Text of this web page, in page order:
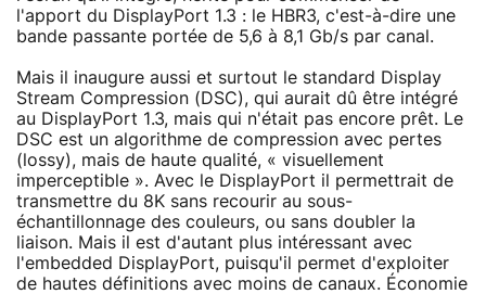
l'apport du DisplayPort 1.3 : le HBR3, c'est-à-dire une
bande passante portée de 5,6 à 8,1 Gb/s par canal.
Mais il inaugure aussi et surtout le standard Display
Stream Compression (DSC), qui aurait dû être intégré
au DisplayPort 1.3, mais qui n'était pas encore prêt. Le
DSC est un algorithme de compression avec pertes
(lossy), mais de haute qualité, « visuellement
imperceptible ». Avec le DisplayPort il permettrait de
transmettre du 8K sans recourir au sous-
échantillonnage des couleurs, ou sans doubler la
liaison. Mais il est d'autant plus intéressant avec
l'embedded DisplayPort, puisqu'il permet d'exploiter
de hautes définitions avec moins de canaux. Économie